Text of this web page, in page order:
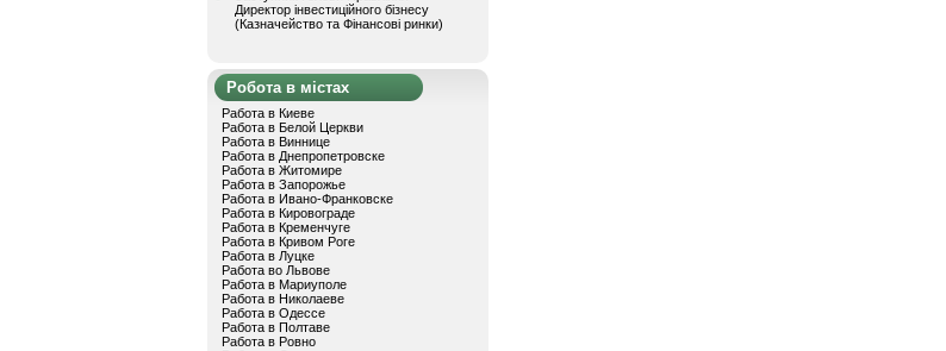
Директор інвестиційного бізнесу
(Казначейство та Фінансові ринки)
Робота в містах
Работа в Киеве
Работа в Белой Церкви
Работа в Виннице
Работа в Днепропетровске
Работа в Житомире
Работа в Запорожье
Работа в Ивано-Франковске
Работа в Кировограде
Работа в Кременчуге
Работа в Кривом Роге
Работа в Луцке
Работа во Львове
Работа в Мариуполе
Работа в Николаеве
Работа в Одессе
Работа в Полтаве
Работа в Ровно